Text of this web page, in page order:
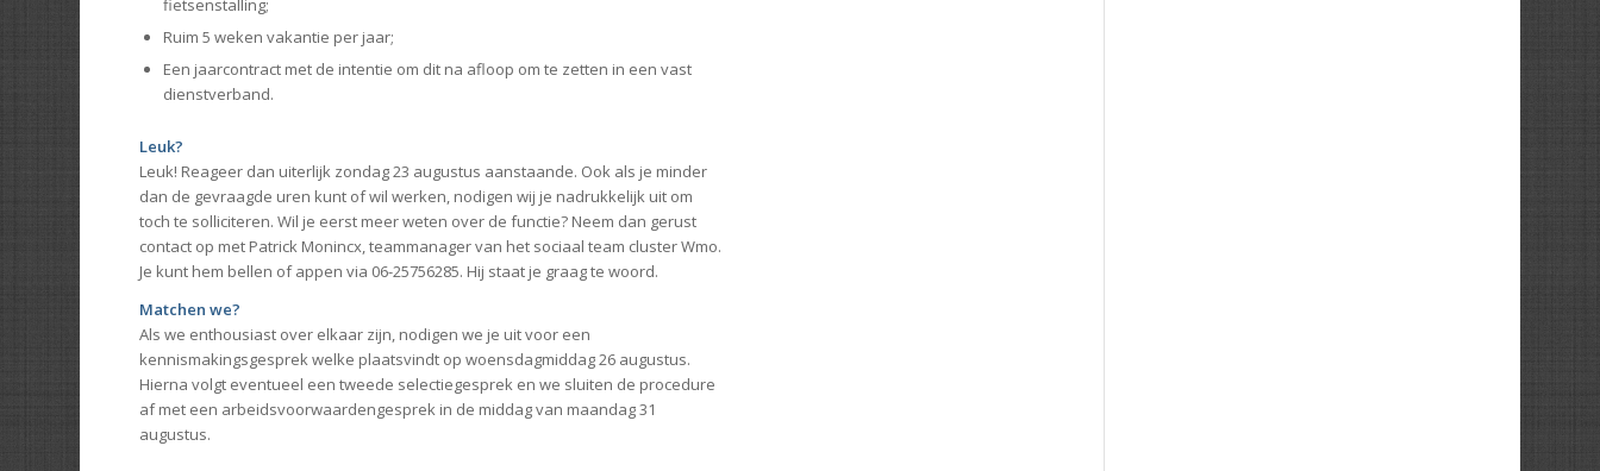
fietsenstalling;
Ruim 5 weken vakantie per jaar;
Een jaarcontract met de intentie om dit na afloop om te zetten in een vast
dienstverband.
Leuk?
Leuk! Reageer dan uiterlijk zondag 23 augustus aanstaande. Ook als je minder
dan de gevraagde uren kunt of wil werken, nodigen wij je nadrukkelijk uit om
toch te solliciteren. Wil je eerst meer weten over de functie? Neem dan gerust
contact op met Patrick Monincx, teammanager van het sociaal team cluster Wmo.
Je kunt hem bellen of appen via 06-25756285. Hij staat je graag te woord.
Matchen we?
Als we enthousiast over elkaar zijn, nodigen we je uit voor een
kennismakingsgesprek welke plaatsvindt op woensdagmiddag 26 augustus.
Hierna volgt eventueel een tweede selectiegesprek en we sluiten de procedure
af met een arbeidsvoorwaardengesprek in de middag van maandag 31
augustus.